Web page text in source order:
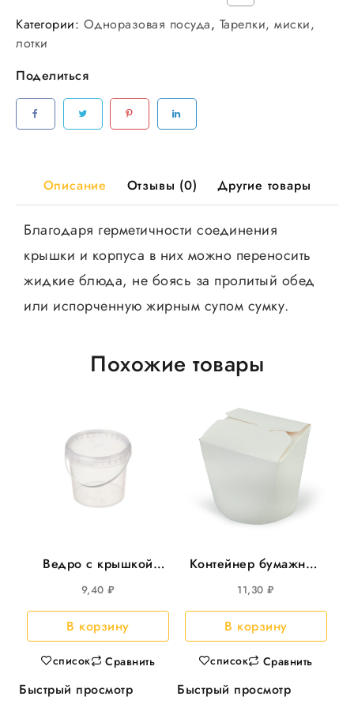
Лоток
мм
молоко
100шт/
кор
Категории: Одноразовая посуда, Тарелки, миски,
лотки
Поделиться
Описание Отзывы (0) Другие товары
Благодаря герметичности соединения
крышки и корпуса в них можно переносить
жидкие блюда, не боясь за пролитый обед
или испорченную жирным супом сумку.
Похожие товары
Ведро с крышкой
500мл круглое d-=112
200шт/кор
9,40₽
В корзину
список Сравнить
Быстрый просмотр
Контейнер бумажный
(Чайна-бокс) 1000мл
д/лапши 25шт/уп
500шт/кор
11,30₽
В корзину
список Сравнить
Быстрый просмотр